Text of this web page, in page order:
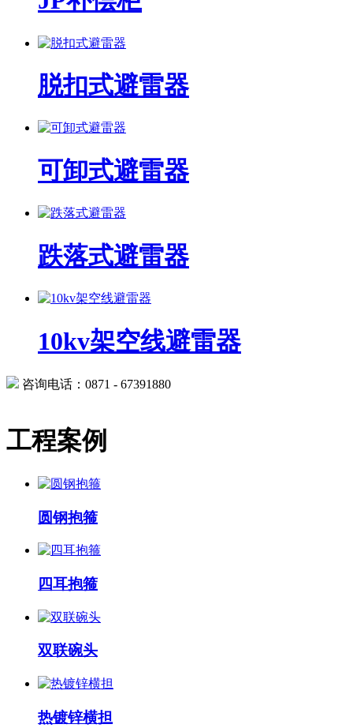
脱扣式避雷器
可卸式避雷器
跌落式避雷器
10kv架空线避雷器
咨询电话：0871 - 67391880
工程案例
圆钢抱箍
四耳抱箍
双联碗头
热镀锌横担